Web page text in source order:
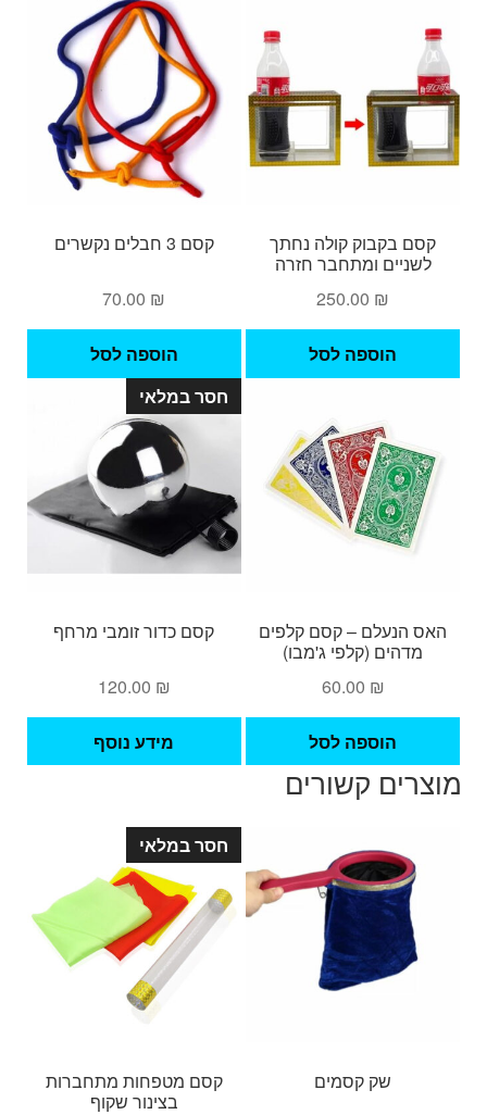
קסם בקבוק קולה נחתך
לשניים ומתחבר חזרה
250.00 ₪
הוספה לסל
קסם 3 חבלים נקשרים
70.00 ₪
הוספה לסל
האס הנעלם – קסם קלפים
מדהים (קלפי ג'מבו)
60.00 ₪
הוספה לסל
חסר במלאי
קסם כדור זומבי מרחף
120.00 ₪
מידע נוסף
מוצרים קשורים
שק קסמים
חסר במלאי
קסם מטפחות מתחברות
בצינור שקוף